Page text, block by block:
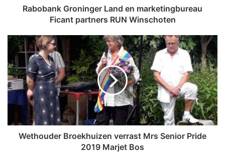
i
n
g
e
r
L
a
d
Rabobank Groninger Land en marketingbureau
Ficant partners RUN Winschoten
W
e
t
h
o
u
d
r
Wethouder Broekhuizen verrast Mrs Senior Pride
2019 Marjet Bos